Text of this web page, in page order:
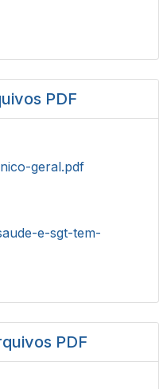
PDF
geral.pdf
e-sgt-tem-
PDF